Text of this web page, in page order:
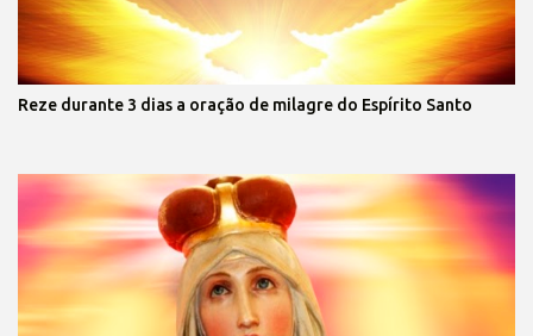
Reze durante 3 dias a oração de milagre do Espírito Santo